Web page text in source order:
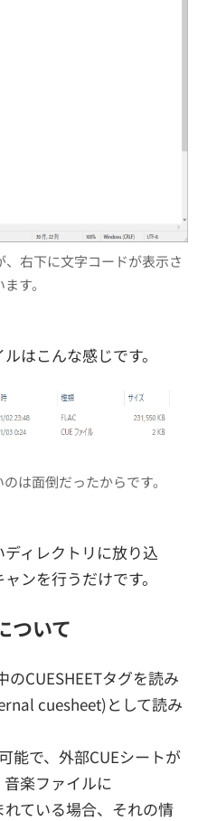
右下に文字コードが表示さ
す。
はこんな感じです。
は面倒だったからです。
ィレクトリに放り込
ンを行うだけです。
いて
CUESHEETタグを読み
cuesheet)として読み
能で、外部CUEシートが
楽ファイルに
れている場合、それの情